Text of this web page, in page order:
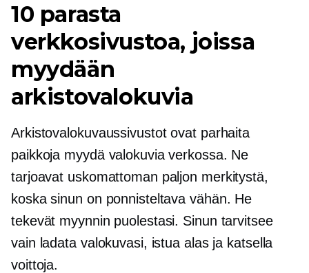
10 parasta
verkkosivustoa, joissa
myydään
arkistovalokuvia
Arkistovalokuvaussivustot ovat parhaita
paikkoja myydä valokuvia verkossa. Ne
tarjoavat uskomattoman paljon merkitystä,
koska sinun on ponnisteltava vähän. He
tekevät myynnin puolestasi. Sinun tarvitsee
vain ladata valokuvasi, istua alas ja katsella
voittoja.